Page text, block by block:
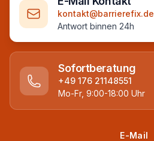
kontakt@barrierefix.de
Antwort binnen 24h
Sofortberatung
+49 176 21148551
Mo-Fr, 9:00-18:00 Uhr
E-Mail